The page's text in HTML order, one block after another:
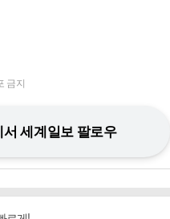
금지
서 세계일보 팔로우